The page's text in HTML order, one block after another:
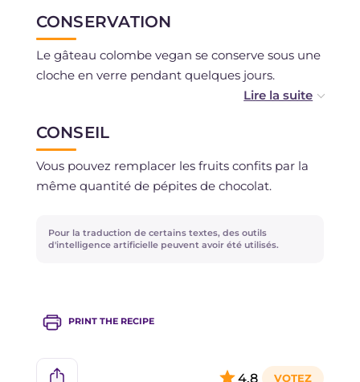
CONSERVATION
Le gâteau colombe vegan se conserve sous une
cloche en verre pendant quelques jours.
CONSEIL
Vous pouvez remplacer les fruits confits par la
même quantité de pépites de chocolat.
Pour la traduction de certains textes, des outils
d'intelligence artificielle peuvent avoir été utilisés.
PRINT THE RECIPE
4,8